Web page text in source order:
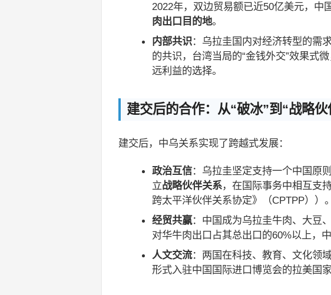
2022年，双边贸易额已近50亿美元，中
肉出口目的地。
内部共识：乌拉圭国内对经济转型的需
的共识，台湾当局的“金钱外交”效果式
远利益的选择。
建交后的合作：从“破冰”到“战略伙
建交后，中乌关系实现了跨越式发展：
政治互信：乌拉圭坚定支持一个中国原
立战略伙伴关系，在国际事务中相互支
跨太平洋伙伴关系协定》（CPTPP））。
经贸共赢：中国成为乌拉圭牛肉、大豆
对华牛肉出口占其总出口的60%以上，
人文交流：两国在科技、教育、文化领
形式入驻中国国际进口博览会的拉美国